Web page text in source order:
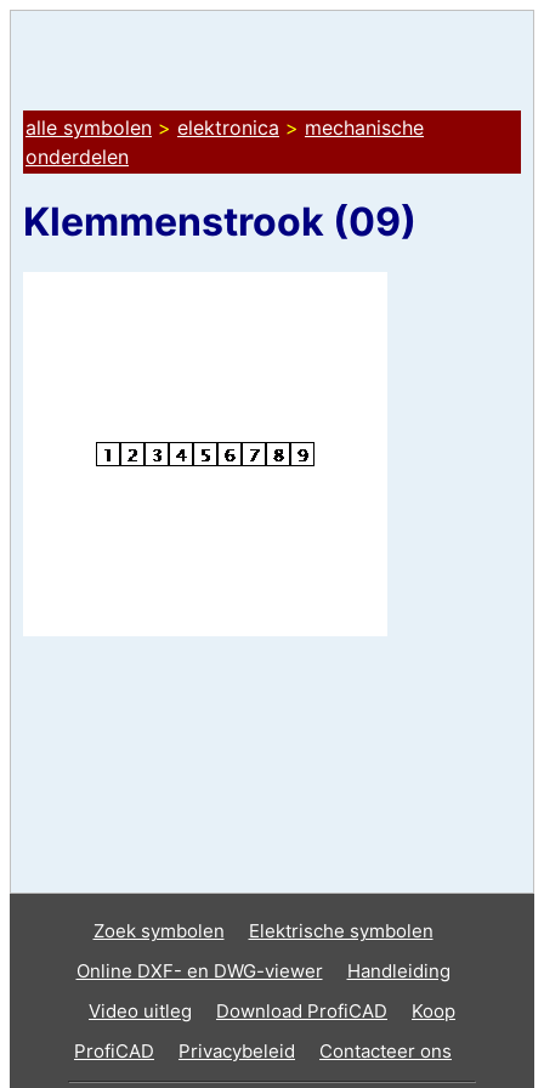
alle symbolen > elektronica > mechanische
onderdelen
Klemmenstrook (09)
Zoek symbolen
Elektrische symbolen
Online DXF- en DWG-viewer
Handleiding
Video uitleg
Download ProfiCAD
Koop
ProfiCAD
Privacybeleid Contacteer ons